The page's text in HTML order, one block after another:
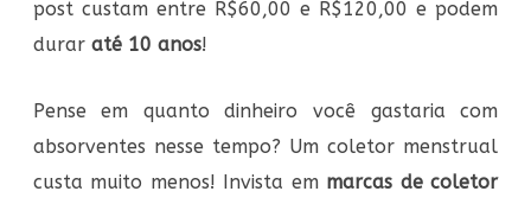
post custam entre R$60,00 e R$120,00 e podem
durar até 10 anos!
Pense em quanto dinheiro você gastaria com
absorventes nesse tempo? Um coletor menstrual
custa muito menos! Invista em marcas de coletor